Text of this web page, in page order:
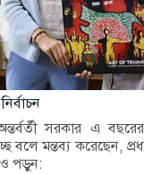
সরকার এ
মন্তব্য করেছেন,
পড়ুন: